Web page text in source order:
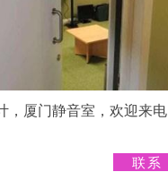
，厦门静音室，欢迎来电
联系